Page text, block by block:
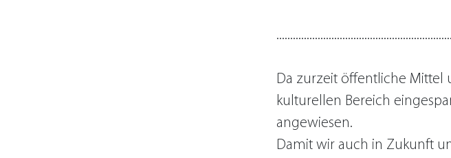
Da zurzeit öffentliche Mittel
kulturellen Bereich
angewiesen.
Damit wir auch in Zukunft